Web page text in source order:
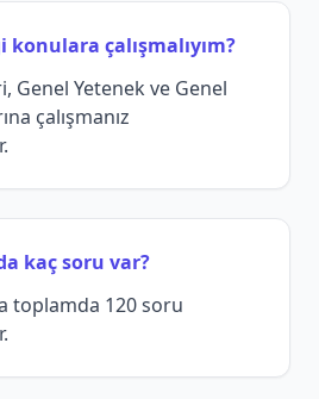
konulara çalışmalıyım?
Genel Yetenek ve Genel
çalışmanız
kaç soru var?
toplamda 120 soru